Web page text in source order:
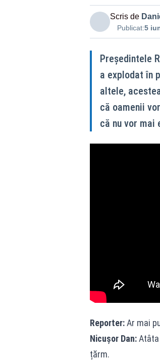
Scris de
Publicat:5
Președintele
a explodat în
altele,
că oamenii
că nu vor mai
Reporter:Ar mai
Nicușor Dan:Atâta
țărm.